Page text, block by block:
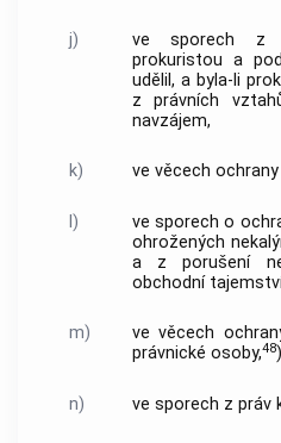
j)
ve sporech z
prokuristou a
udělil, a byla-li
z právních
navzájem,
k) ve věcech
l)
ve sporech o
ohrožených
a z porušení
obchodní
m)
ve věcech
právnické osoby,48)
n) ve sporech z práv